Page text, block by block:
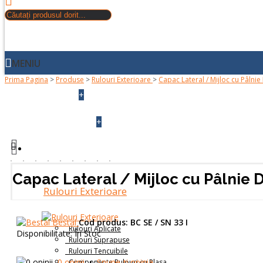
MENIU
+
+
Rulouri Exterioare
Rulouri Aplicate
Rulouri Suprapuse
Rulouri Tencuibile
Prima Pagina > Produse > Rulouri Exterioare > Capac Lateral / Mijloc cu Pâlnie
Capac Lateral / Mijloc cu Pâlnie
BestalCod produs: BC SE / SN 33 I
Disponibilitate: În Stoc